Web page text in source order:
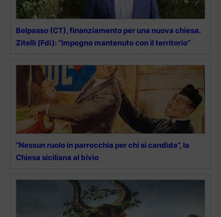
Belpasso (CT), finanziamento per una nuova chiesa.
Zitelli (Fdi): “Impegno mantenuto con il territorio”
“Nessun ruolo in parrocchia per chi si candida”, la
Chiesa siciliana al bivio